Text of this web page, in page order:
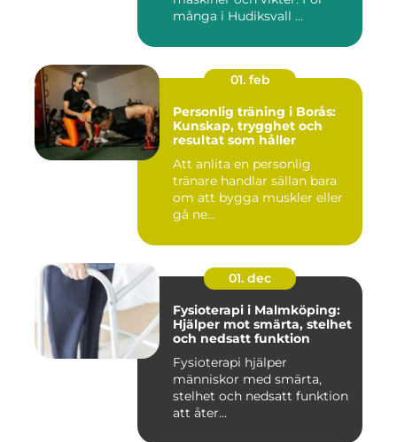
många i Hudiksvall ...
01. feb
Personlig träning i Borås:
Kunskap, trygghet och
resultat som håller
Att anlita en personlig
tränare handlar sällan bara
om att bygga muskler eller
gå ne...
01. dec
Fysioterapi i Malmköping:
Hjälper mot smärta, stelhet
och nedsatt funktion
Fysioterapi hjälper
människor med smärta,
stelhet och nedsatt funktion
att åter...